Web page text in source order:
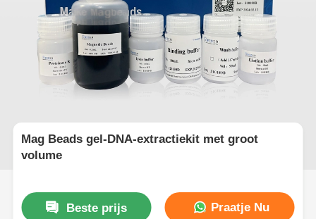
Mag Beads gel-DNA-extractiekit met groot
volume
Beste prijs Praatje Nu